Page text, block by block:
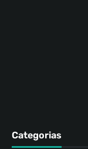
Categorias